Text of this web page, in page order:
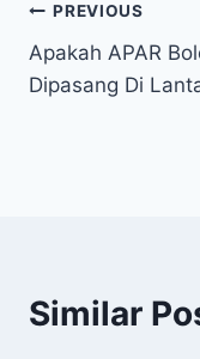
PREVIOUS
Apakah APAR
Dipasang Di
Similar